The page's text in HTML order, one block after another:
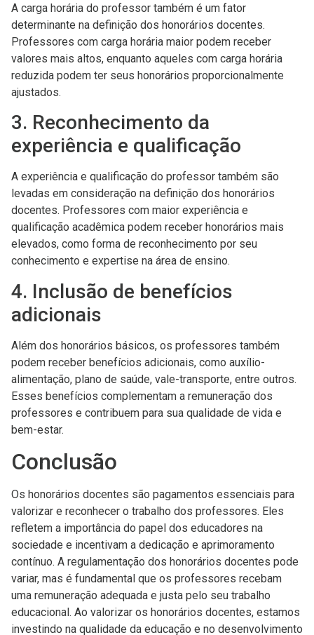
A carga horária do professor também é um fator
determinante na definição dos honorários docentes.
Professores com carga horária maior podem receber
valores mais altos, enquanto aqueles com carga horária
reduzida podem ter seus honorários proporcionalmente
ajustados.
3. Reconhecimento da
experiência e qualificação
A experiência e qualificação do professor também são
levadas em consideração na definição dos honorários
docentes. Professores com maior experiência e
qualificação acadêmica podem receber honorários mais
elevados, como forma de reconhecimento por seu
conhecimento e expertise na área de ensino.
4. Inclusão de benefícios
adicionais
Além dos honorários básicos, os professores também
podem receber benefícios adicionais, como auxílio-
alimentação, plano de saúde, vale-transporte, entre outros.
Esses benefícios complementam a remuneração dos
professores e contribuem para sua qualidade de vida e
bem-estar.
Conclusão
Os honorários docentes são pagamentos essenciais para
valorizar e reconhecer o trabalho dos professores. Eles
refletem a importância do papel dos educadores na
sociedade e incentivam a dedicação e aprimoramento
contínuo. A regulamentação dos honorários docentes pode
variar, mas é fundamental que os professores recebam
uma remuneração adequada e justa pelo seu trabalho
educacional. Ao valorizar os honorários docentes, estamos
investindo na qualidade da educação e no desenvolvimento